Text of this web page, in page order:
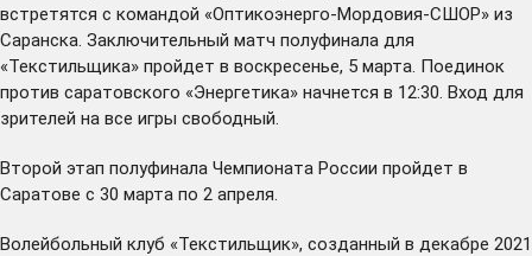
встретятся с командой «Оптикоэнерго-Мордовия-СШОР» из
Саранска. Заключительный матч полуфинала для
«Текстильщика» пройдет в воскресенье, 5 марта. Поединок
против саратовского «Энергетика» начнется в 12:30. Вход для
зрителей на все игры свободный.
Второй этап полуфинала Чемпионата России пройдет в
Саратове с 30 марта по 2 апреля.
Волейбольный клуб «Текстильщик», созданный в декабре 2021